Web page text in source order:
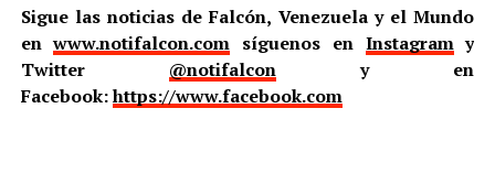
Sigue las noticias de Falcón, Venezuela y el Mundo
enwww.notifalcon.com síguenos en Instagramy
Twitter @notifalcony en
Facebook:https://www.facebook.com